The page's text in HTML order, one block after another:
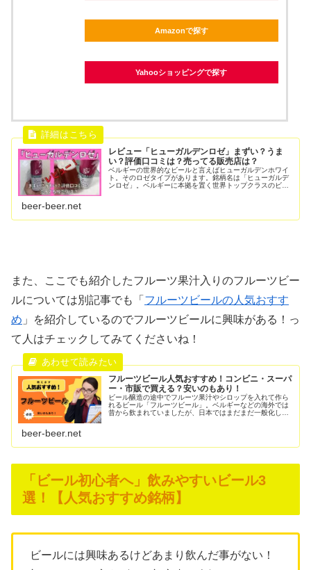
Amazonで探す
Yahooショッピングで探す
レビュー「ヒューガルデンロゼ」まずい？うま
い？評価口コミは？売ってる販売店は？
ベルギーの世界的なビールと言えばヒューガルデンホワイ
ト。そのロゼタイプがあります。銘柄名は「ヒューガルデ
ンロゼ」。ベルギーに本拠を置く世界トップクラスのビー
beer-beer.net
また、ここでも紹介したフルーツ果汁入りのフルーツビー
ルについては別記事でも「 フルーツビールの人気おすす
め 」を紹介しているのでフルーツビールに興味がある！っ
て人はチェックしてみてくださいね！
フルーツビール人気おすすめ！コンビニ・スーパ
ー・市販で買える？安いのもあり！
ビール醸造の途中でフルーツ果汁やシロップを入れて作ら
れるビール「フルーツビール」。ベルギーなどの海外では
昔から飲まれていましたが、日本ではまだまだ一般化して
beer-beer.net
「ビール初心者へ」飲みやすいビール3
選！【人気おすすめ銘柄】
ビールには興味あるけどあまり飲んだ事がない！